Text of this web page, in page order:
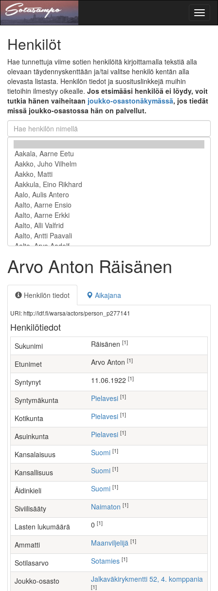
Henkilöt
Hae tunnettuja viime sotien henkilöitä kirjoittamalla tekstiä alla
olevaan täydennyskenttään ja/tai valitse henkilö kentän alla
olevasta listasta. Henkilön tiedot ja suosituslinkkejä muihin
tietoihin ilmestyy oikealle. Jos etsimääsi henkilöä ei löydy, voit
tutkia hänen vaiheitaan joukko-osastonäkymässä, jos tiedät
missä joukko-osastossa hän on palvellut.
Arvo Anton Räisänen
Henkilön tiedot Aikajana
URI: http://ldf.fi/warsa/actors/person_p277141
Henkilötiedot
Sukunimi Räisänen [1]
Etunimet Arvo Anton [1]
Syntynyt 11.06.1922 [1]
Syntymäkunta Pielavesi [1]
Kotikunta Pielavesi [1]
Asuinkunta Pielavesi [1]
Kansalaisuus Suomi [1]
Kansallisuus Suomi [1]
Äidinkieli Suomi [1]
Siviilisääty Naimaton [1]
Lasten lukumäärä [1]
Ammatti maanviljelijä [1]
Sotilasarvo Sotamies [1]
Joukko-osasto Jalkaväkirykmentti 52, 4. komppania
[1]